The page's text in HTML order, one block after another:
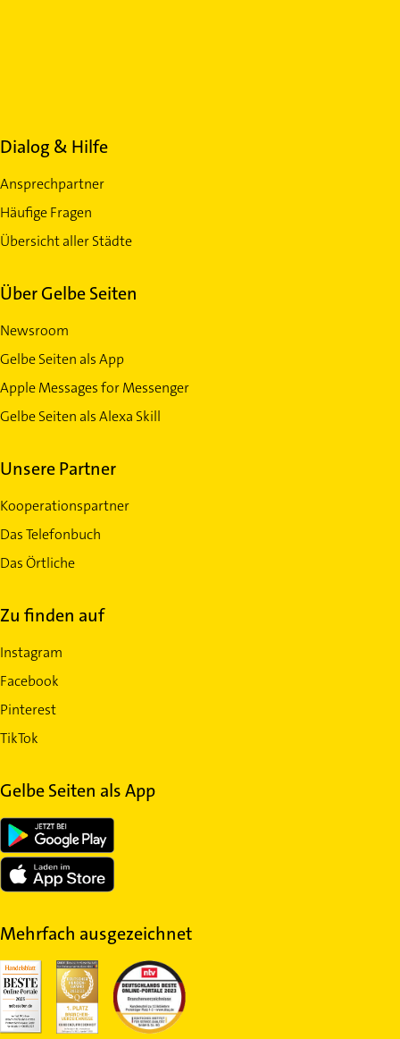
Dialog & Hilfe
Ansprechpartner
Häufige Fragen
Übersicht aller Städte
Über Gelbe Seiten
Newsroom
Gelbe Seiten als App
Apple Messages for Messenger
Gelbe Seiten als Alexa Skill
Unsere Partner
Kooperationspartner
Das Telefonbuch
Das Örtliche
Zu finden auf
Instagram
Facebook
Pinterest
TikTok
Gelbe Seiten als App
Mehrfach ausgezeichnet